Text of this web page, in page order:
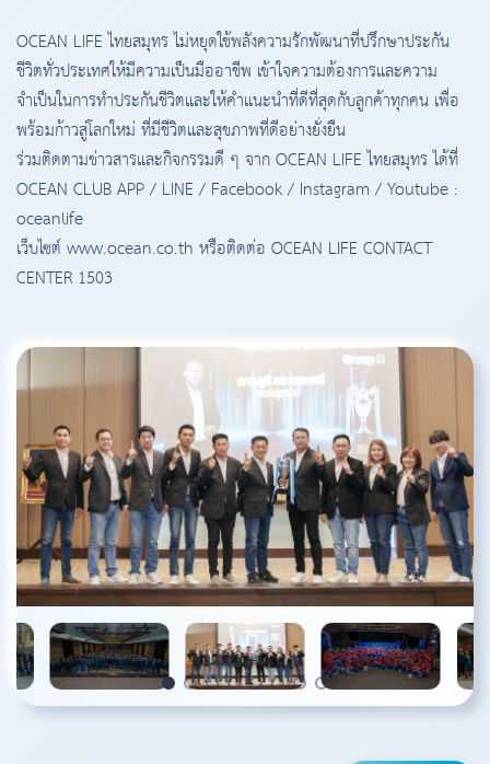
OCEAN LIFE ไทยสมุทร ไม่หยุดใช้พลังความรักพัฒนาที่ปรึกษาประกัน
ชีวิตทั่วประเทศให้มีความเป็นมืออาชีพ เข้าใจความต้องการและความ
จำเป็นในการทำประกันชีวิตและให้คำแนะนำที่ดีที่สุดกับลูกค้าทุกคน เพื่อ
พร้อมก้าวสู่โลกใหม่ ที่มีชีวิตและสุขภาพที่ดีอย่างยั่งยืน
ร่วมติดตามข่าวสารและกิจกรรมดี ๆ จาก OCEAN LIFE ไทยสมุทร ได้ที่
OCEAN CLUB APP / LINE / Facebook / Instagram / Youtube :
oceanlife
เว็บไซต์ www.ocean.co.th หรือติดต่อ OCEAN LIFE CONTACT
CENTER 1503